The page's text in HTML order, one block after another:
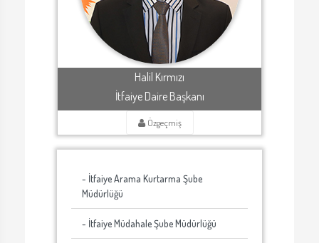
Halil Kırmızı
İtfaiye Daire Başkanı
Özgeçmiş
- İtfaiye Arama Kurtarma Şube
Müdürlüğü
- İtfaiye Müdahale Şube Müdürlüğü